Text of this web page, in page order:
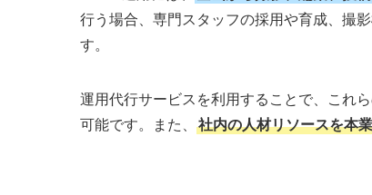
TikTokは ユーザーの滞在時間が長く、拡散